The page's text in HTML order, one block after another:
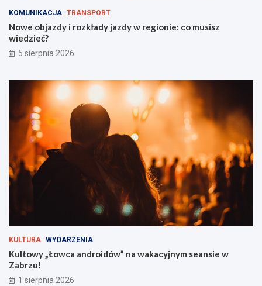
e
O
F
F
v
u
ż
z
i
e
m
!
s
w
i
e
?
KOMUNIKACJA TRANSPORT
Nowe objazdy i rozkłady jazdy w regionie: co musisz
wiedzieć?
5 sierpnia 2026
KULTURA WYDARZENIA
Kultowy „Łowca androidów” na wakacyjnym seansie w
Zabrzu!
1 sierpnia 2026